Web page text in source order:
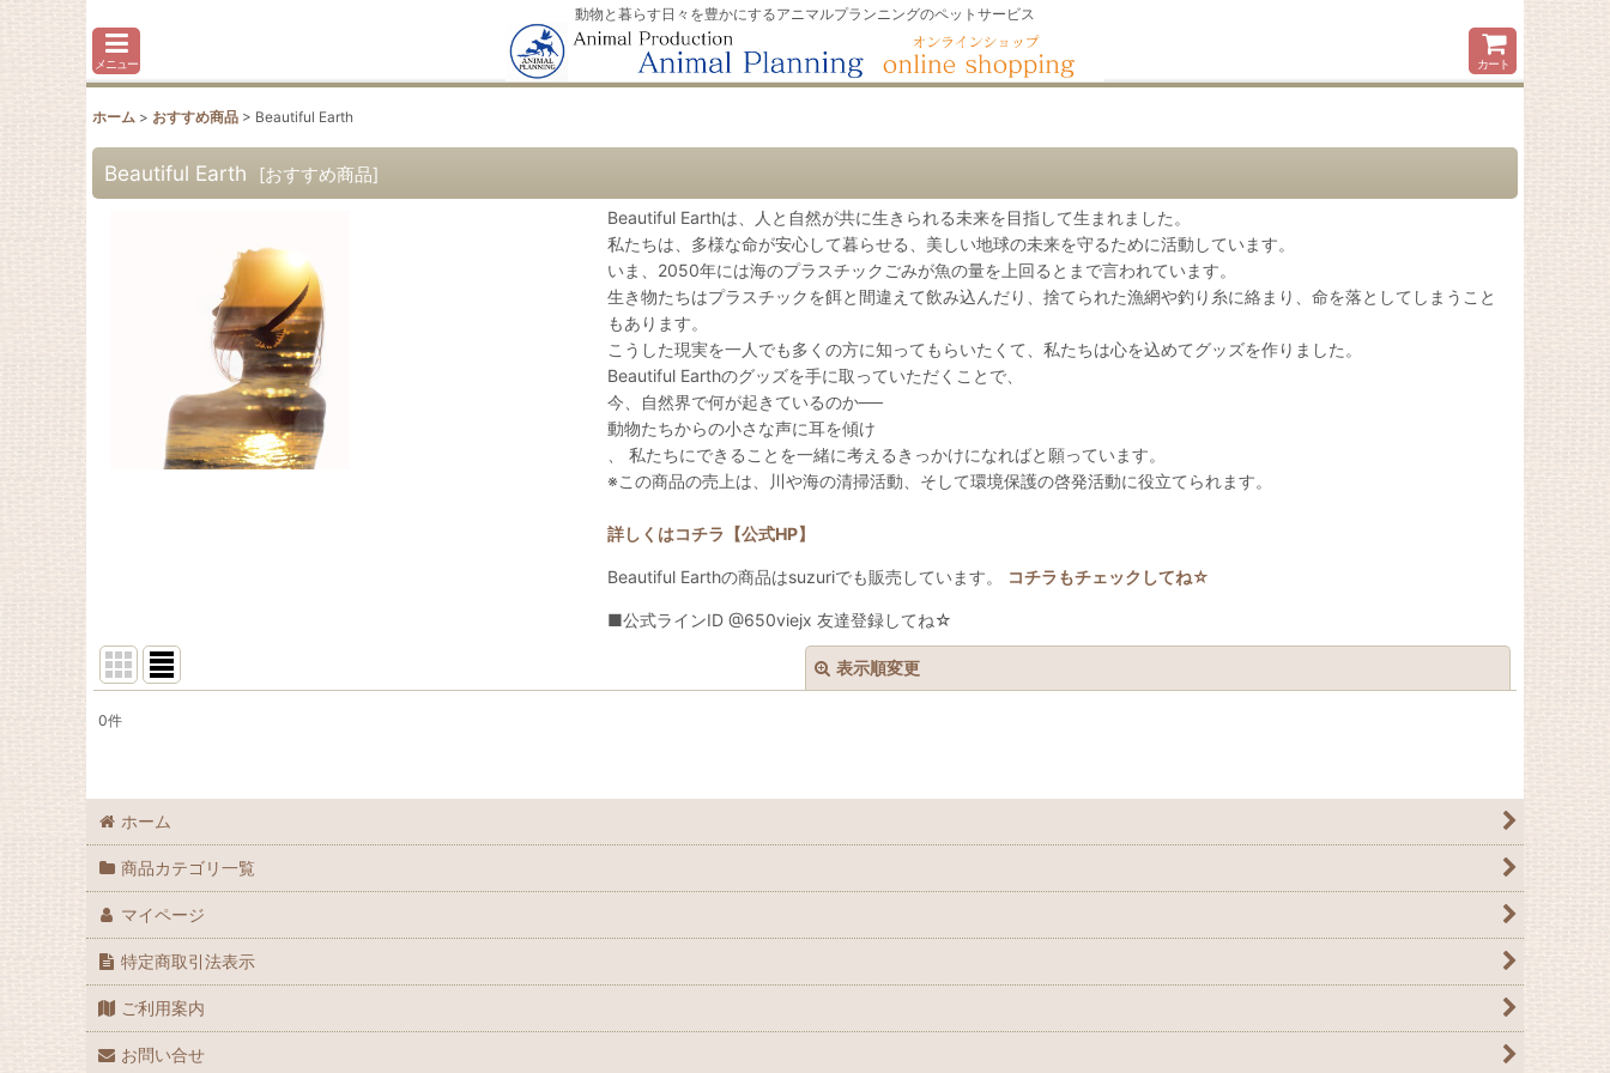
動物と暮らす日々を豊かにするアニマルプランニングのペットサービス
メニュー カート
ホーム > おすすめ商品 > Beautiful Earth
Beautiful Earth [おすすめ商品]
Beautiful Earthは、人と自然が共に生きられる未来を目指して生まれました。
私たちは、多様な命が安心して暮らせる、美しい地球の未来を守るために活動しています。
いま、2050年には海のプラスチックごみが魚の量を上回るとまで言われています。
生き物たちはプラスチックを餌と間違えて飲み込んだり、捨てられた漁網や釣り糸に絡まり、命を落としてしまうこと
もあります。
こうした現実を一人でも多くの方に知ってもらいたくて、私たちは心を込めてグッズを作りました。
Beautiful Earthのグッズを手に取っていただくことで、
今、自然界で何が起きているのか──
動物たちからの小さな声に耳を傾け
、 私たちにできることを一緒に考えるきっかけになればと願っています。
※この商品の売上は、川や海の清掃活動、そして環境保護の啓発活動に役立てられます。
詳しくはコチラ【公式HP】
Beautiful Earthの商品はsuzuriでも販売しています。 コチラもチェックしてね☆
■公式ラインID @650viejx 友達登録してね☆
表示順変更
並び順:
0件
ホーム
商品カテゴリ一覧
マイページ
特定商取引法表示
ご利用案内
お問い合せ